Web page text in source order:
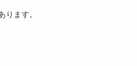
ります。